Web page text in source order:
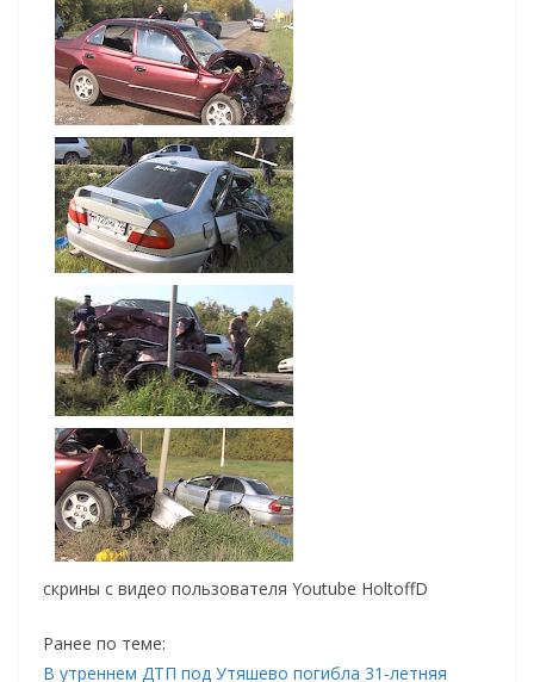
скрины с видео пользователя Youtube HoltoffD
Ранее по теме:
В утреннем ДТП под Утяшево погибла 31-летняя